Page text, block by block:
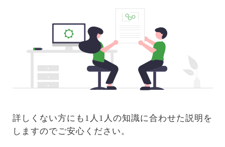
詳しくない方にも1人1人の知識に合わせた説明を
しますのでご安心ください。